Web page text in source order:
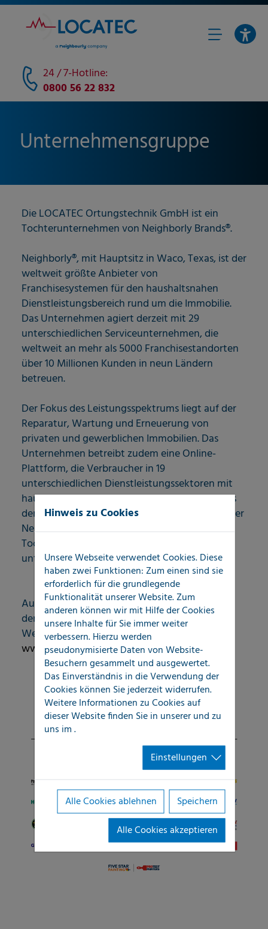
24 / 7-Hotline:
0800 56 22 832
Unternehmensgruppe
Die LOCATEC Ortungstechnik GmbH ist ein
Tochterunternehmen von Neighborly Brands®.
Neighborly®, mit Hauptsitz in Waco, Texas, ist der
weltweit größte Anbieter von
Franchisesystemen für den haushaltsnahen
Dienstleistungsbereich rund um die Immobilie.
Das Unternehmen agiert derzeit mit 29
unterschiedlichen Serviceunternehmen, die
weltweit an mehr als 5000 Franchisestandorten
über 10 Millionen Kunden in neun Ländern
betreuen.
Der Fokus des Leistungsspektrums liegt auf der
Reparatur, Wartung und Erneuerung von
privaten und gewerblichen Immobilien. Das
Unternehmen betreibt zudem eine Online-
Plattform, die Verbraucher in 19
unterschiedlichen Dienstleistungssektoren mit
hauseigenen, professionellen Dienstleistern aus
der Region vernetzt. Weitere Informationen über
Neighborly und den Franchisekonzepten /
Tochterfirmen finden Sie
unter:www.neighborly.com
Auf dem europäischen Markt ist Neighborly®
derzeit mit acht Franchiseunternehmen aktiv.
Weitere Informationen erhalten Sie unter:
www.neighbourly.de
Hinweis zu Cookies
Unsere Webseite verwendet Cookies. Diese
haben zwei Funktionen: Zum einen sind sie
erforderlich für die grundlegende
Funktionalität unserer Website. Zum
anderen können wir mit Hilfe der Cookies
unsere Inhalte für Sie immer weiter
verbessern. Hierzu werden
pseudonymisierte Daten von Website-
Besuchern gesammelt und ausgewertet.
Das Einverständnis in die Verwendung der
Cookies können Sie jederzeit widerrufen.
Weitere Informationen zu Cookies auf
dieser Website finden Sie in unsererund zu
uns im.
Einstellungen
Alle Cookies ablehnen
Speichern
Alle Cookies akzeptieren